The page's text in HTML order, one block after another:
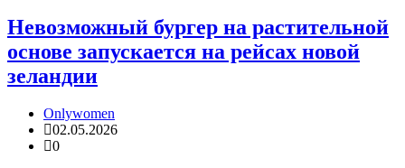
Невозможный бургер на растительной
основе запускается на рейсах новой
зеландии
Onlywomen
02.05.2026
0